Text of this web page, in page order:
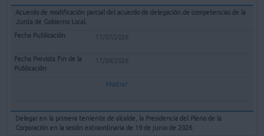
Acuerdo de modificación parcial del acuerdo de delegación de competencias de la
Junta de Gobierno Local.
17/07/2026
17/09/2026
Mostrar
Delegar en la primera teniente de alcalde, la Presidencia del Pleno de la
Corporación en la sesión extraordinaria de 19 de junio de 2026